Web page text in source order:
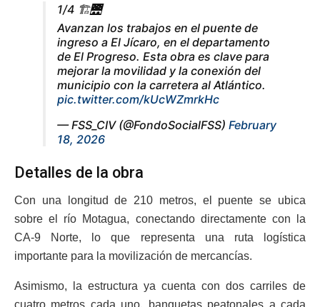
1/4 🏗️🌉
Avanzan los trabajos en el puente de
ingreso a El Jícaro, en el departamento
de El Progreso. Esta obra es clave para
mejorar la movilidad y la conexión del
municipio con la carretera al Atlántico.
pic.twitter.com/kUcWZmrkHc
— FSS_CIV (@FondoSocialFSS) February
18, 2026
Detalles de la obra
Con una longitud de 210 metros, el puente se ubica
sobre el río Motagua, conectando directamente con la
CA-9 Norte, lo que representa una ruta logística
importante para la movilización de mercancías.
Asimismo, la estructura ya cuenta con dos carriles de
cuatro metros cada uno, banquetas peatonales a cada